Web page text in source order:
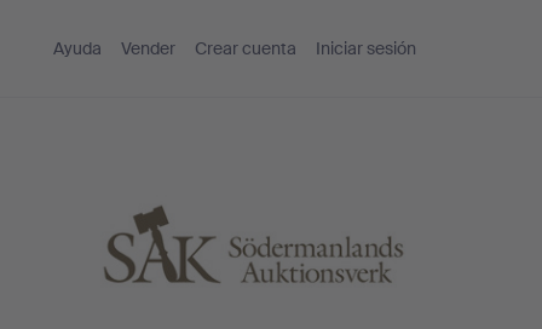
Ayuda Vender Crear cuenta Iniciar sesión